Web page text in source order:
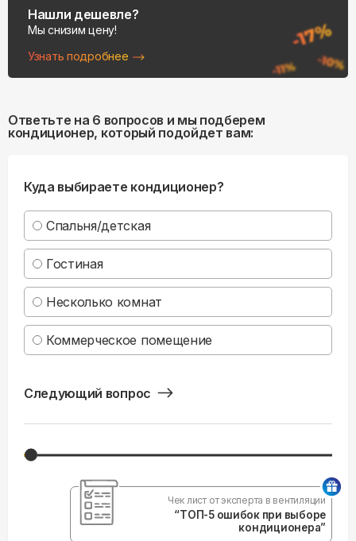
Нашли дешевле?
Мы снизим цену!
Узнать подробнее
Ответьте на 6 вопросов и мы подберем
кондиционер, который подойдет вам:
Куда выбираете кондиционер?
Спальня/детская
Гостиная
Несколько комнат
Коммерческое помещение
Следующий вопрос
Чек лист от эксперта в вентиляции
“ТОП-5 ошибок при выборе
кондиционера”